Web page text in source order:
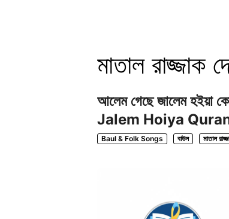
মাতাল রাজ্জাক
আলেম গেছে জালেম
Jalem Hoiya
Baul & Folk Songs বাউল মাতাল